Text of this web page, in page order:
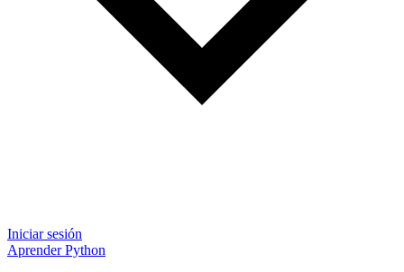
Iniciar sesión
Aprender Python